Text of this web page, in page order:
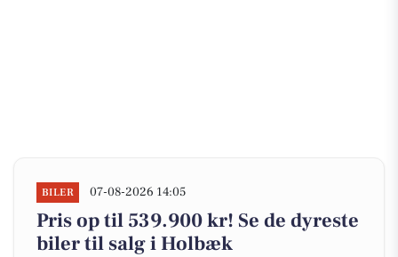
BILER 07-08-2026 14:05
Pris op til 539.900 kr! Se de dyreste
biler til salg i Holbæk